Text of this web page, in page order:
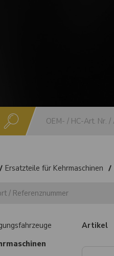
Ersatzteile für Kehrmaschinen
Artikel